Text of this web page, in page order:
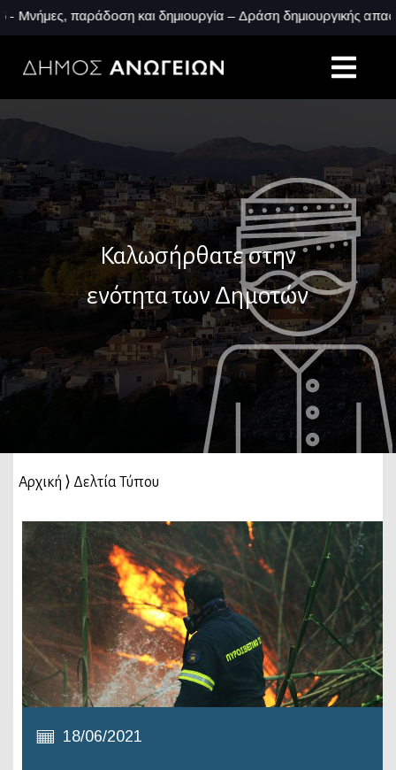
παράδοση και δημιουργία – Δράση δημιουργικής
Καλωσήρθατε στην
ενότητα των Δημοτών
Αρχική ⟩ Δελτία Τύπου
18/06/2021